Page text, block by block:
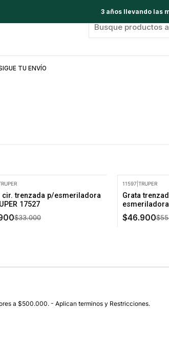
TU ENVÍO
3 años llevando las
cir. trenzada p/esmeriladora
17527
$33.000
11597 TRUPER
Grata
esmeriladora
$46.900
a $500.000. - Aplican terminos y Restricciones.